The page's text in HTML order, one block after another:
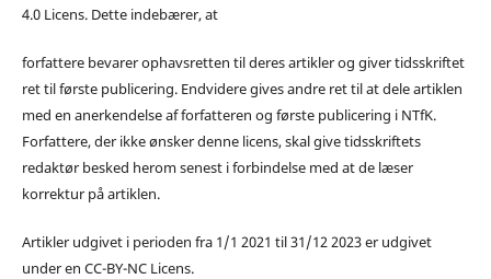
4.0 Licens. Dette indebærer, at
forfattere bevarer ophavsretten til deres artikler og giver tidsskriftet
ret til første publicering. Endvidere gives andre ret til at dele artiklen
med en anerkendelse af forfatteren og første publicering i NTfK.
Forfattere, der ikke ønsker denne licens, skal give tidsskriftets
redaktør besked herom senest i forbindelse med at de læser
korrektur på artiklen.
Artikler udgivet i perioden fra 1/1 2021 til 31/12 2023 er udgivet
under en CC-BY-NC Licens.